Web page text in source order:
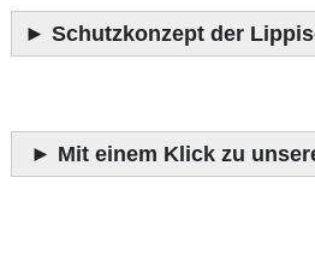
► Schutzkonzept der
► Mit einem Klick zu